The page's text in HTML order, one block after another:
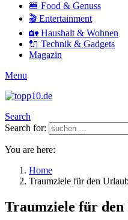
🍔 Food & Genuss
🎬 Entertainment
🏡 Haushalt & Wohnen
🔌 Technik & Gadgets
Magazin
Menu
Search
Search for:
You are here:
Home
Traumziele für den
Traumziele für den